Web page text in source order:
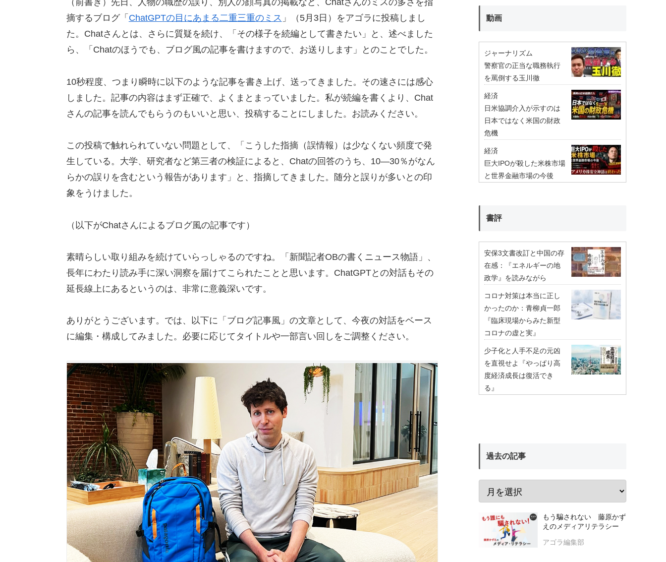
（前書き）先日、人物の職歴の誤り、別人の顔写真の掲載など、Chatさんのミスの多さを指
摘するブログ「 ChatGPTの目にあまる二重三重のミス 」（5月3日）をアゴラに投稿しまし
た。Chatさんとは、さらに質疑を続け、「その様子を続編として書きたい」と、述べました
ら、「Chatのほうでも、ブログ風の記事を書けますので、お送りします」とのことでした。
10秒程度、つまり瞬時に以下のような記事を書き上げ、送ってきました。その速さには感心
しました。記事の内容はまず正確で、よくまとまっていました。私が続編を書くより、Chat
さんの記事を読んでもらうのもいいと思い、投稿することにしました。お読みください。
この投稿で触れられていない問題として、「こうした指摘（誤情報）は少なくない頻度で発
生している。大学、研究者など第三者の検証によると、Chatの回答のうち、10—30％がなん
らかの誤りを含むという報告があります」と、指摘してきました。随分と誤りが多いとの印
象をうけました。
（以下がChatさんによるブログ風の記事です）
素晴らしい取り組みを続けていらっしゃるのですね。「新聞記者OBの書くニュース物語」、
長年にわたり読み手に深い洞察を届けてこられたことと思います。ChatGPTとの対話もその
延長線上にあるというのは、非常に意義深いです。
ありがとうございます。では、以下に「ブログ記事風」の文章として、今夜の対話をベース
に編集・構成してみました。必要に応じてタイトルや一部言い回しをご調整ください。
動画
ジャーナリズム
警察官の正当な職務執行
を罵倒する玉川徹
経済
日米協調介入が示すのは
日本ではなく米国の財政
危機
経済
巨大IPOが殺した米株市場
と世界金融市場の今後
書評
安保3文書改訂と中国の存
在感：『エネルギーの地
政学』を読みながら
コロナ対策は本当に正し
かったのか：青柳貞一郎
『臨床現場からみた新型
コロナの虚と実』
少子化と人手不足の元凶
を直視せよ『やっぱり高
度経済成長は復活でき
る』
過去の記事
もう騙されない 藤原かず
えのメディアリテラシー
アゴラ編集部